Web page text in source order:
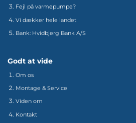
Fejl på varmepumpe?
Vi dækker hele landet
Bank: Hvidbjerg Bank A/S
Godt at vide
Om os
Montage & Service
Viden om
Kontakt